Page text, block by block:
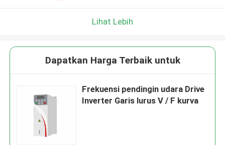
Lihat Lebih
Dapatkan Harga Terbaik untuk
Frekuensi pendingin udara Drive
Inverter Garis lurus V / F kurva